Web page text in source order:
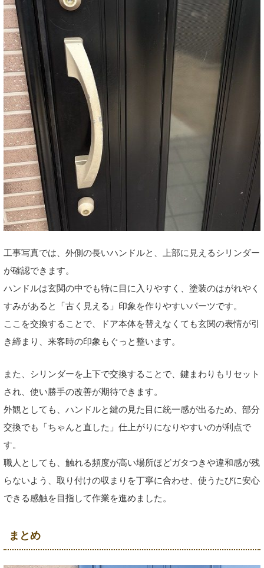
工事写真では、外側の長いハンドルと、上部に見えるシリンダー
が確認できます。
ハンドルは玄関の中でも特に目に入りやすく、塗装のはがれやく
すみがあると「古く見える」印象を作りやすいパーツです。
ここを交換することで、ドア本体を替えなくても玄関の表情が引
き締まり、来客時の印象もぐっと整います。
また、シリンダーを上下で交換することで、鍵まわりもリセット
され、使い勝手の改善が期待できます。
外観としても、ハンドルと鍵の見た目に統一感が出るため、部分
交換でも「ちゃんと直した」仕上がりになりやすいのが利点で
す。
職人としても、触れる頻度が高い場所ほどガタつきや違和感が残
らないよう、取り付けの収まりを丁寧に合わせ、使うたびに安心
できる感触を目指して作業を進めました。
まとめ